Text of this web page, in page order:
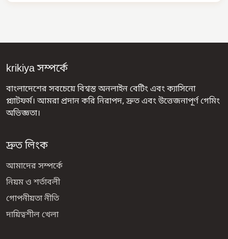
krikiya সম্পর্কে
বাংলাদেশের সবচেয়ে বিশ্বস্ত অনলাইন বেটিং এবং ক্যাসিনো
প্ল্যাটফর্ম। আমরা প্রদান করি নিরাপদ, দ্রুত এবং উত্তেজনাপূর্ণ গেমিং
অভিজ্ঞতা।
দ্রুত লিংক
আমাদের সম্পর্কে
নিয়ম ও শর্তাবলী
গোপনীয়তা নীতি
দায়িত্বশীল খেলা